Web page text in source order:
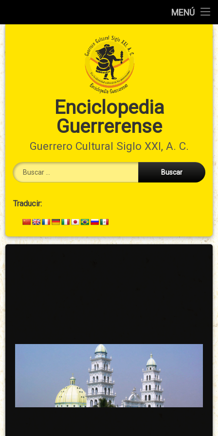
MENÚ
Enciclopedia
Guerrerense
Guerrero Cultural Siglo XXI, A. C.
Cabecera
Secundario
Traducir:
Arriba